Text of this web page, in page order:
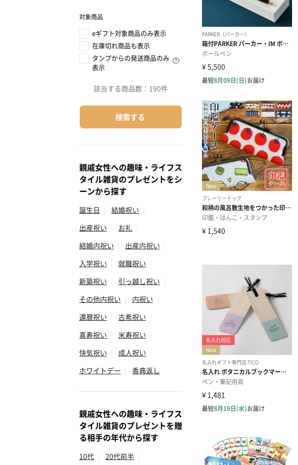
対象商品
eギフト対象商品のみ表示
在庫切れ商品も表示
タンプからの発送商品のみ
表示
該当する商品数： 190件
検索する
親戚女性への趣味・ライフス
タイル雑貨のプレゼントをシ
ーンから探す
誕生日 結婚祝い
出産祝い
お礼
結婚内祝い
出産内祝い
入学祝い
就職祝い
新築祝い
引っ越し祝い
その他内祝い
内祝い
還暦祝い
古希祝い
喜寿祝い
米寿祝い
快気祝い
成人祝い
ホワイトデー
香典返し
親戚女性への趣味・ライフス
タイル雑貨のプレゼントを贈
る相手の年代から探す
10代 20代前半